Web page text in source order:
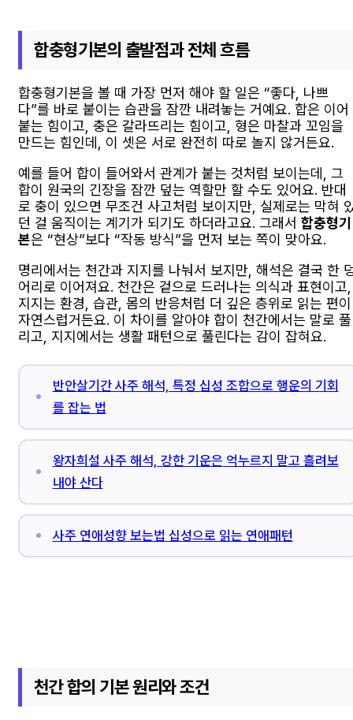
합충형기본의 출발점과 전체 흐름
합충형기본을 볼 때 가장 먼저 해야 할 일은 “좋다, 나쁘
다”를 바로 붙이는 습관을 잠깐 내려놓는 거예요. 합은 이어
붙는 힘이고, 충은 갈라뜨리는 힘이고, 형은 마찰과 꼬임을
만드는 힘인데, 이 셋은 서로 완전히 따로 놀지 않거든요.
예를 들어 합이 들어와서 관계가 붙는 것처럼 보이는데, 그
합이 원국의 긴장을 잠깐 덮는 역할만 할 수도 있어요. 반대
로 충이 있으면 무조건 사고처럼 보이지만, 실제로는 막혀
던 걸 움직이는 계기가 되기도 하더라고요. 그래서 합충형기
본은 “현상”보다 “작동 방식”을 먼저 보는 쪽이 맞아요.
명리에서는 천간과 지지를 나눠서 보지만, 해석은 결국 한
어리로 이어져요. 천간은 겉으로 드러나는 의식과 표현이고,
지지는 환경, 습관, 몸의 반응처럼 더 깊은 층위로 읽는 편이
자연스럽거든요. 이 차이를 알아야 합이 천간에서는 말로 풀
리고, 지지에서는 생활 패턴으로 풀린다는 감이 잡혀요.
반안살기간 사주 해석, 특정 십성 조합으로 행운의 기회
를 잡는 법
왕자희설 사주 해석, 강한 기운은 억누르지 말고 흘려보
내야 산다
사주 연애성향 보는법 십성으로 읽는 연애패턴
천간 합의 기본 원리와 조건